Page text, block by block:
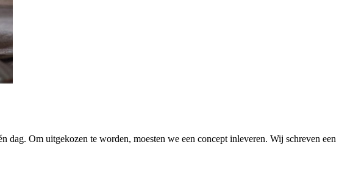
Om uitgekozen te worden, moesten we een concept inleveren. Wij schreven een